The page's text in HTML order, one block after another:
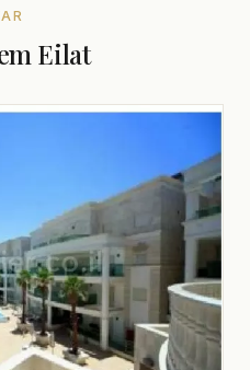
Eilat